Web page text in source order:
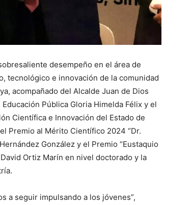
desempeño en el área de
tecnológico e innovación de la comunidad
acompañado del Alcalde Juan de Dios
Pública Gloria Himelda Félix y el
Científica e Innovación del Estado de
Premio al Mérito Científico 2024 “Dr.
González y el Premio “Eustaquio
Ortiz Marín en nivel doctorado y la
a seguir impulsando a los jóvenes”,